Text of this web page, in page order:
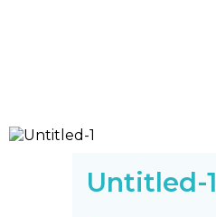
Untitled-1